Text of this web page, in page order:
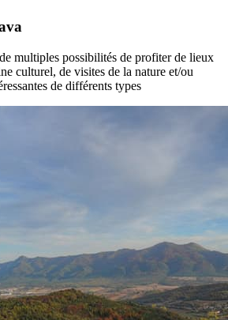
multiples possibilités de profiter de lieux
culturel, de visites de la nature et/ou
de différents types